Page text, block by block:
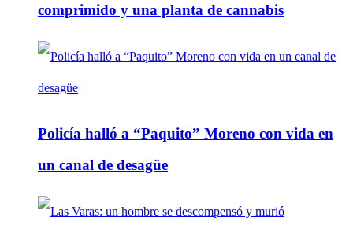
comprimido y una planta de cannabis
Policía halló a “Paquito” Moreno con vida en
un canal de desagüe